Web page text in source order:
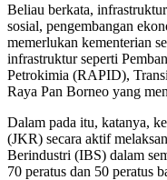
Beliau berkata,
sosial, pengembangan
memerlukan kementerian
infrastruktur seperti
Petrokimia (RAPID),
Raya Pan Borneo yang
Dalam pada itu, katanya,
(JKR) secara aktif
Berindustri (IBS) dalam
70 peratus dan 50 peratus